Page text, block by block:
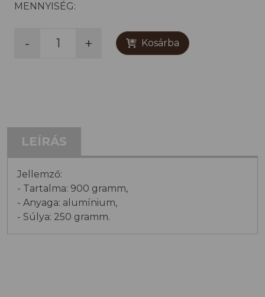
MENNYISÉG:
- + Kosárba
LEÍRÁS
Jellemző:
- Tartalma: 900 gramm,
- Anyaga: alumínium,
- Súlya: 250 gramm.